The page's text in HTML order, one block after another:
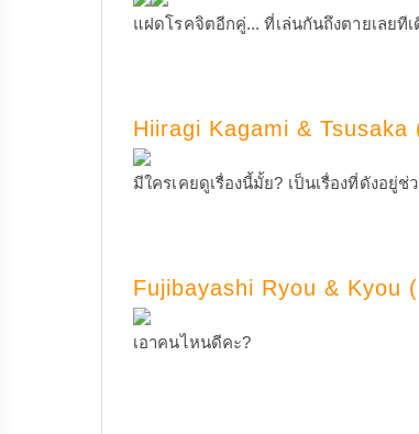
แฝดโรคจิตอีกคู่... ที่เล่นกันถึงตายเลยทีเ
Hiiragi Kagami & Tsusaka
มีใครเคยดูเรื่องนี้มั้ย? เป็นเรื่องที่ดังอยู่ช่
Fujibayashi Ryou & Kyou
เอาคนไหนดีคะ?